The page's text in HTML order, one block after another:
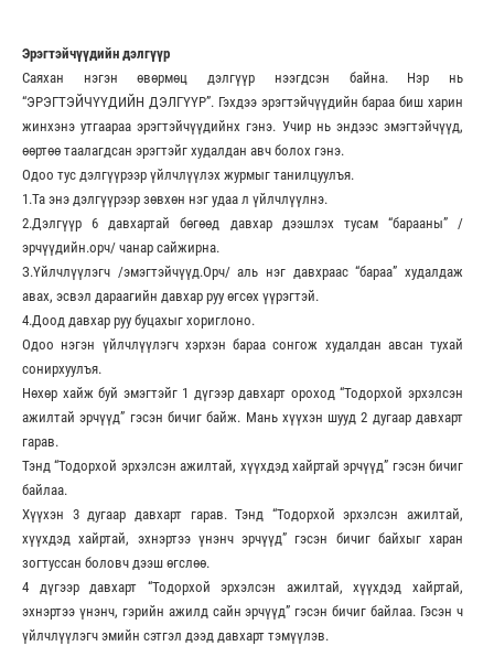
Эрэгтэйчүүдийн дэлгүүр
Саяхан нэгэн өвөрмөц дэлгүүр нээгдсэн байна. Нэр нь
“ЭРЭГТЭЙЧҮҮДИЙН ДЭЛГҮҮР”. Гэхдээ эрэгтэйчүүдийн бараа биш харин
жинхэнэ утгаараа эрэгтэйчүүдийнх гэнэ. Учир нь эндээс эмэгтэйчүүд,
өөртөө таалагдсан эрэгтэйг худалдан авч болох гэнэ.
Одоо тус дэлгүүрээр үйлчлүүлэх журмыг танилцуулъя.
1.Та энэ дэлгүүрээр зөвхөн нэг удаа л үйлчлүүлнэ.
2.Дэлгүүр 6 давхартай бөгөөд давхар дээшлэх тусам “барааны” /
эрчүүдийн.орч/ чанар сайжирна.
З.Үйлчлүүлэгч /эмэгтэйчүүд.Орч/ аль нэг давхраас “бараа” худалдаж
авах, эсвэл дараагийн давхар руу өгсөх үүрэгтэй.
4.Доод давхар руу буцахыг хориглоно.
Одоо нэгэн үйлчлүүлэгч хэрхэн бараа сонгож худалдан авсан тухай
сонирхуулъя.
Нөхөр хайж буй эмэгтэйг 1 дүгээр давхарт ороход “Тодорхой эрхэлсэн
ажилтай эрчүүд” гэсэн бичиг байж. Мань хүүхэн шууд 2 дугаар давхарт
гарав.
Тэнд “Тодорхой эрхэлсэн ажилтай, хүүхдэд хайртай эрчүүд” гэсэн бичиг
байлаа.
Хүүхэн 3 дугаар давхарт гарав. Тэнд “Тодорхой эрхэлсэн ажилтай,
хүүхдэд хайртай, эхнэртээ үнэнч эрчүүд” гэсэн бичиг байхыг харан
зогтуссан боловч дээш өгслөө.
4 дүгээр давхарт “Тодорхой эрхэлсэн ажилтай, хүүхдэд хайртай,
эхнэртээ үнэнч, гэрийн ажилд сайн эрчүүд” гэсэн бичиг байлаа. Гэсэн ч
үйлчлүүлэгч эмийн сэтгэл дээд давхарт тэмүүлэв.